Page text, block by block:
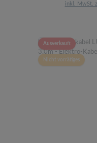
inkl. MwSt.
Ausverkauft
Nicht vorrätiges